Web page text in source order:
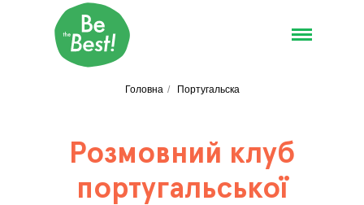
Головна / Португальска
Розмовний клуб
португальської